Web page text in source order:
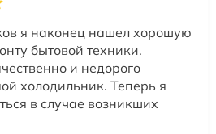
я наконец нашел хорошую
бытовой техники.
и недорого
холодильник. Теперь я
в случае возникших